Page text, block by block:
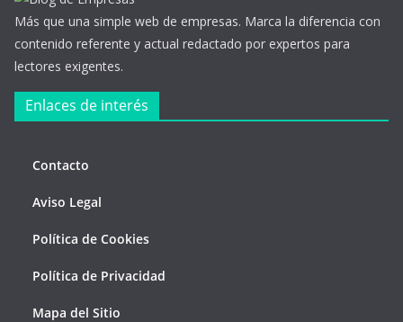
Más que una simple web de empresas. Marca la diferencia con
contenido referente y actual redactado por expertos para
lectores exigentes.
Enlaces de interés
Contacto
Aviso Legal
Política de Cookies
Política de Privacidad
Mapa del Sitio